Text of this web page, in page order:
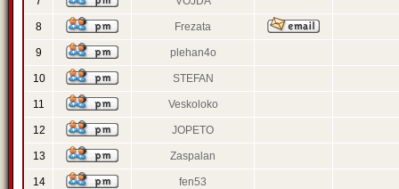
8 Frezata
9 plehan4o
10 STEFAN
11 Veskoloko
12 JOPETO
13 Zaspalan
14 fen53